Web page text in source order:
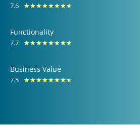
7.6 ★★★★★★★★
Functionality
7.7 ★★★★★★★★
Business Value
7.5 ★★★★★★★★